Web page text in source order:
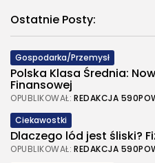
Ostatnie Posty:
Gospodarka/Przemysł
Polska Klasa Średnia:
Finansowej
OPUBLIKOWAŁ: REDAKCJA
Ciekawostki
Dlaczego lód jest śliski?
OPUBLIKOWAŁ: REDAKCJA